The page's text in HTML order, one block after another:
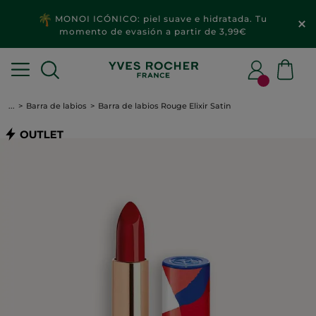
MONOI ICÓNICO: piel suave e hidratada. Tu
momento de evasión a partir de 3,99€
... Barra de labios Barra de labios Rouge Elixir Satin